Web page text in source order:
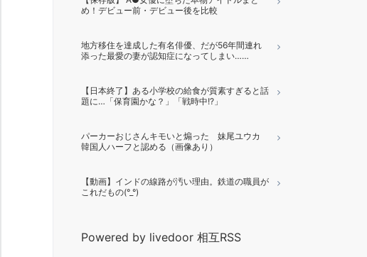
め！デビュー前・デビュー後を比較
地方移住を達成した有名俳優、だが56年間連れ
添った最愛の妻が認知症になってしまい……
【日本終了】ある小学校の給食が質素すぎると話
題に…「保育園かな？」「戦時中!?」
パーカーおじさんキモいと煽った 妹尾ユウカ
韓国人ハーフと認める（画像あり）
【動画】インドの線路が汚い理由。鉄道の職員が
これだもの(°_°)
Powered by livedoor 相互RSS